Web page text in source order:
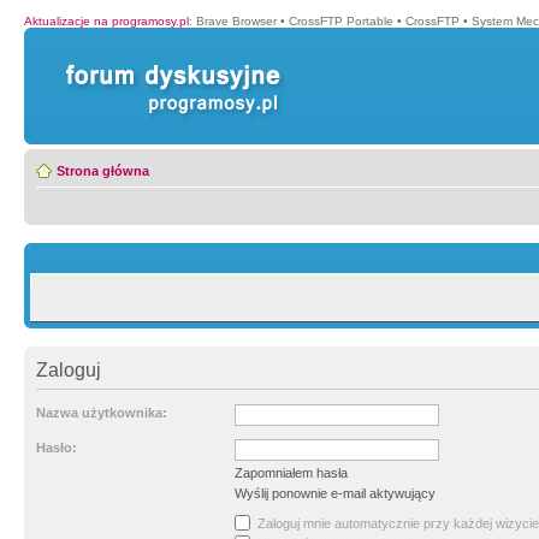
Aktualizacje na programosy.pl: Brave Browser • CrossFTP Portable • CrossFTP • System
Strona główna
Zaloguj
Nazwa użytkownika:
Hasło:
Zapomniałem hasła
Wyślij ponownie e-mail aktywujący
Zaloguj mnie automatycznie przy każdej wizycie